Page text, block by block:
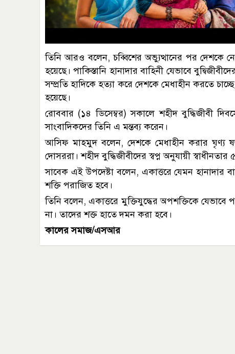
তিনি আরও বলেন, চব্বিশের অভ্যুত্থানের পর দেশকে
হয়েছে। পাকিস্তানি হানাদার বাহিনী যেভাবে
সম্প্রতি হাদিকে হত্যা করে দেশকে মেধাহীন করতে
হয়েছে।
রোববার (১৪ ডিসেম্বর) সকালে শহীদ বুদ্ধিজীবী
সাংবাদিকদের তিনি এ মন্তব্য করেন।
আসিফ মাহমুদ বলেন, দেশকে মেধাহীন করার ঘৃণ্য
দোসররা। শহীদ বুদ্ধিজীবীদের স্বপ্ন অনুযায়ী
সাবেক এই উপদেষ্টা বলেন, একাত্তরে যেমন হানাদার
শক্তি পরাজিত হবে।
তিনি বলেন, একাত্তরে মুক্তিযুদ্ধের অপশক্তিকে
না। তাদের শক্ত হাতে দমন করা হবে।
কালের সমাজ/এসআর